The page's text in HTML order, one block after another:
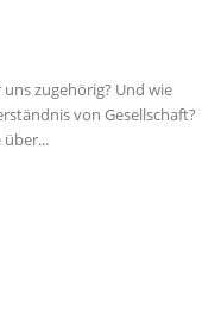
zugehörig? Und wie
von Gesellschaft?